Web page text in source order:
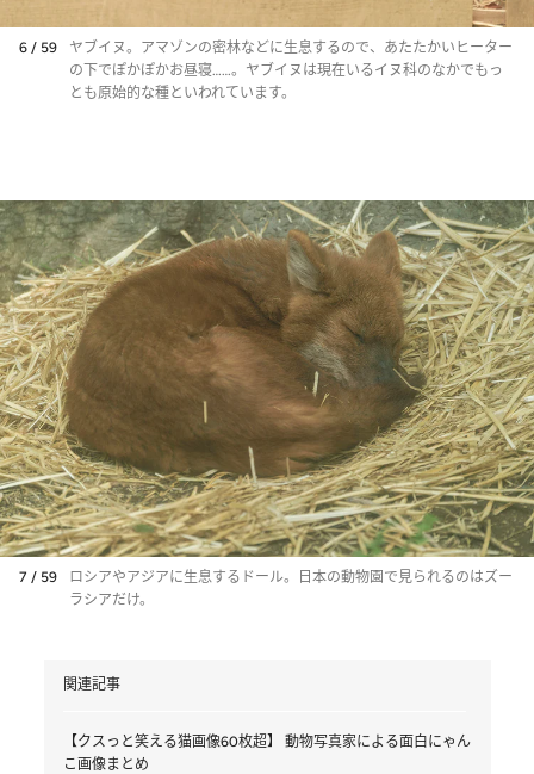
6 / 59
ヤブイヌ。アマゾンの密林などに生息するので、あたたかいヒーター
の下でぽかぽかお昼寝……。ヤブイヌは現在いるイヌ科のなかでもっ
とも原始的な種といわれています。
7 / 59
ロシアやアジアに生息するドール。日本の動物園で見られるのはズー
ラシアだけ。
関連記事
【クスっと笑える猫画像60枚超】 動物写真家による面白にゃん
こ画像まとめ